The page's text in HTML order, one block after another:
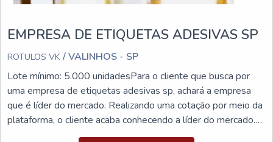
EMPRESA DE ETIQUETAS ADESIVAS SP
ROTULOS VK / VALINHOS - SP
Lote mínimo: 5.000 unidadesPara o cliente que busca por
uma empresa de etiquetas adesivas sp, achará a empresa
que é líder do mercado. Realizando uma cotação por meio da
plataforma, o cliente acaba conhecendo a líder do mercado.
Com a melhor mão de obra da Rótulo VK encontra-se